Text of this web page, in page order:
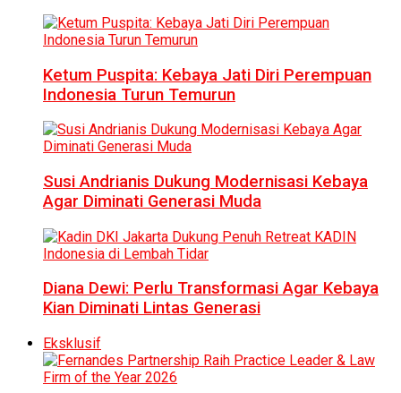
Ketum Puspita: Kebaya Jati Diri Perempuan
Indonesia Turun Temurun
Susi Andrianis Dukung Modernisasi Kebaya
Agar Diminati Generasi Muda
Diana Dewi: Perlu Transformasi Agar Kebaya
Kian Diminati Lintas Generasi
Eksklusif